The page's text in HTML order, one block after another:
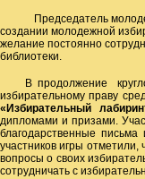
Председатель
создании молодежной
желание постоянно
библиотеки.
В продолжение
избирательному праву
«Избирательный
дипломами и призами.
благодарственные
участников игры
вопросы о своих
сотрудничать с